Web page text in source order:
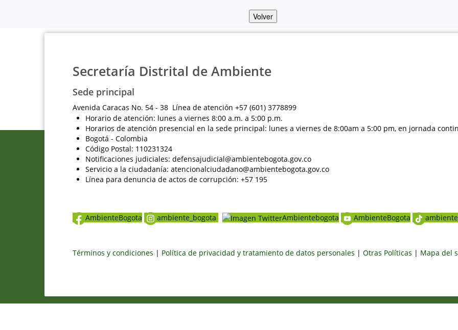
Volver
Secretaría Distrital de Ambiente
Sede principal
Avenida Caracas No. 54 - 38 Línea de atención +57 (601) 3778899
Horario de atención: lunes a viernes 8:00 a.m. a 5:00 p.m.
Horarios de atención presencial en la sede principal: lunes a viernes de 8:00am a 5:00 pm, en jornada
Bogotá - Colombia
Código Postal: 110231324
Notificaciones judiciales: defensajudicial@ambientebogota.gov.co
Servicio a la ciudadanía: atencionalciudadano@ambientebogota.gov.co
Línea para denuncia de actos de corrupción: +57 195
AmbienteBogota ambiente_bogota Ambientebogota AmbienteBogota
Términos y condiciones | Política de privacidad y tratamiento de datos personales | Otras Políticas | Mapa del